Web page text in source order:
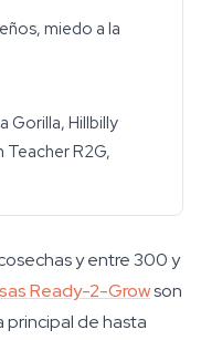
miedo a la
Gorilla, Hillbilly
Teacher R2G,
y entre 300 y
Ready-2-Growson
principal de hasta